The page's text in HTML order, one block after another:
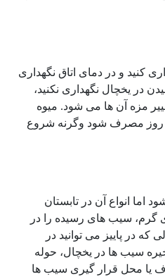
کنید و در دمای اتاق نگهداری
در یخچال نگهداری نکنید،
مزه آن ها می شود. میوه
روز مصرف شود وگرنه شروع
انواع آن در تابستان
گرم، سیب های رسیده را در
که در پاییز می توانید در
سیب ها در یخچال، حوله
یا محل قرار گیری سیب ها